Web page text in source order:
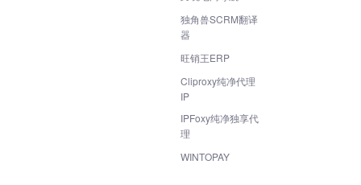
独角兽SCRM翻译
器
旺销王ERP
Cliproxy纯净代理
IP
IPFoxy纯净独享代
理
WINTOPAY